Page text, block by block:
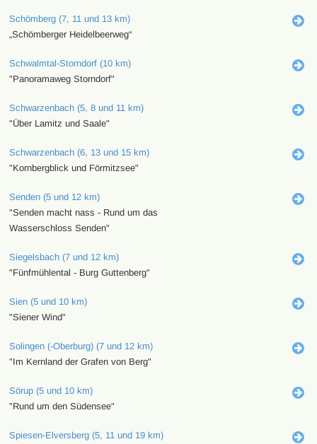
Schömberg (7, 11 und 13 km)
„Schömberger Heidelbeerweg“
Schwalmtal-Storndorf (10 km)
"Panoramaweg Storndorf"
Schwarzenbach (5, 8 und 11 km)
"Über Lamitz und Saale"
Schwarzenbach (6, 13 und 15 km)
"Kornbergblick und Förmitzsee"
Senden (5 und 12 km)
"Senden macht nass - Rund um das
Wasserschloss Senden"
Siegelsbach (7 und 12 km)
"Fünfmühlental - Burg Guttenberg"
Sien (5 und 10 km)
"Siener Wind"
Solingen (-Oberburg) (7 und 12 km)
"Im Kernland der Grafen von Berg"
Sörup (5 und 10 km)
"Rund um den Südensee"
Spiesen-Elversberg (5, 11 und 19 km)